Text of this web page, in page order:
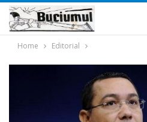
Home Editorial